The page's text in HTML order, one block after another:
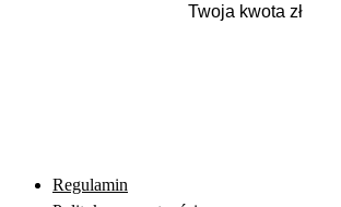
Regulamin